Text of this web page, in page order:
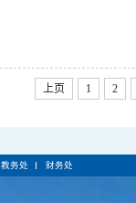
上页 1 2
教务处 财务处